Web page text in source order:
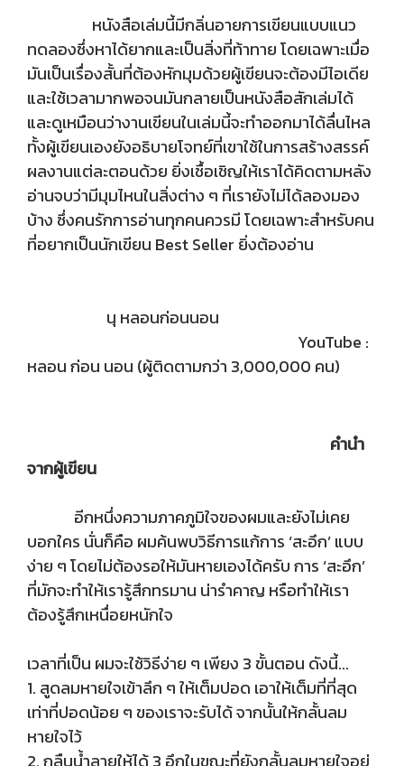
หนังสือเล่มนี้มีกลิ่นอายการเขียนแบบแนว
ทดลองซึ่งหาได้ยากและเป็นสิ่งที่ท้าทาย โดยเฉพาะเมื่อ
มันเป็นเรื่องสั้นที่ต้องหักมุมด้วยผู้เขียนจะต้องมีไอเดีย
และใช้เวลามากพอจนมันกลายเป็นหนังสือสักเล่มได้
และดูเหมือนว่างานเขียนในเล่มนี้จะทำออกมาได้ลื่นไหล
ทั้งผู้เขียนเองยังอธิบายโจทย์ที่เขาใช้ในการสร้างสรรค์
ผลงานแต่ละตอนด้วย ยิ่งเชื้อเชิญให้เราได้คิดตามหลัง
อ่านจบว่ามีมุมไหนในสิ่งต่าง ๆ ที่เรายังไม่ได้ลองมอง
บ้าง ซึ่งคนรักการอ่านทุกคนควรมี โดยเฉพาะสำหรับคน
ที่อยากเป็นนักเขียน Best Seller ยิ่งต้องอ่าน
นุ หลอนก่อนนอน
YouTube :
หลอน ก่อน นอน (ผู้ติดตามกว่า 3,000,000 คน)
คำนำ
จากผู้เขียน
อีกหนึ่งความภาคภูมิใจของผมและยังไม่เคย
บอกใคร นั่นก็คือ ผมค้นพบวิธีการแก้การ ‘สะอึก’ แบบ
ง่าย ๆ โดยไม่ต้องรอให้มันหายเองได้ครับ การ ‘สะอึก’
ที่มักจะทำให้เรารู้สึกทรมาน น่ารำคาญ หรือทำให้เรา
ต้องรู้สึกเหนื่อยหนักใจ
เวลาที่เป็น ผมจะใช้วิธีง่าย ๆ เพียง 3 ขั้นตอน ดังนี้...
1. สูดลมหายใจเข้าลึก ๆ ให้เต็มปอด เอาให้เต็มที่ที่สุด
เท่าที่ปอดน้อย ๆ ของเราจะรับได้ จากนั้นให้กลั้นลม
หายใจไว้
2. กลืนน้ำลายให้ได้ 3 อึกในขณะที่ยังกลั้นลมหายใจอยู่